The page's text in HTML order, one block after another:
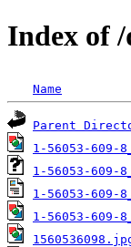
Index of /
Name
Parent
1-56053-609-
1-56053-609-
1-56053-609-
1-56053-609-